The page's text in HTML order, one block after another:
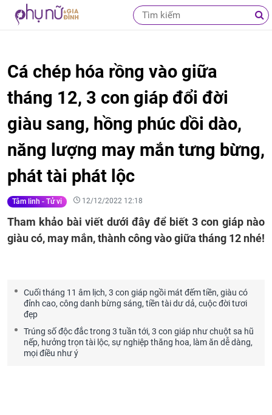
Cá chép hóa rồng vào giữa
tháng 12, 3 con giáp đổi đời
giàu sang, hồng phúc dồi dào,
năng lượng may mắn tưng bừng,
phát tài phát lộc
Tâm linh - Tử vi 12/12/2022 12:18
Tham khảo bài viết dưới đây để biết 3 con giáp nào
giàu có, may mắn, thành công vào giữa tháng 12 nhé!
Cuối tháng 11 âm lịch, 3 con giáp ngồi mát đếm tiền, giàu có
đỉnh cao, công danh bừng sáng, tiền tài dư dả, cuộc đời tươi
đẹp
Trúng số độc đắc trong 3 tuần tới, 3 con giáp như chuột sa hũ
nếp, hưởng trọn tài lộc, sự nghiệp thăng hoa, làm ăn dễ dàng,
mọi điều như ý